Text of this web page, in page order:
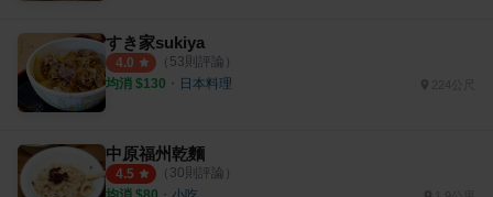
すき家sukiya
4.0 （ 53則評論）
均消 $130 ・ 日本料理 224公尺
中原福州乾麵
4.5 （ 30則評論）